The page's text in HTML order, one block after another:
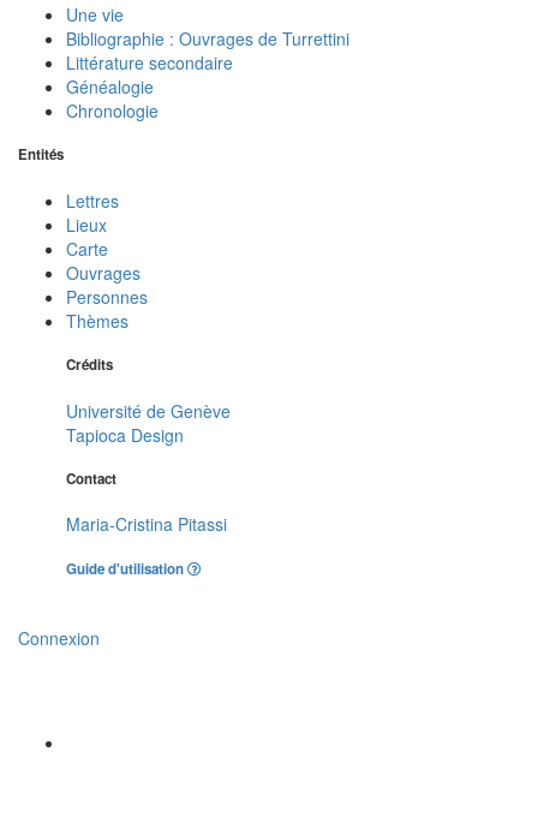
Une vie
Bibliographie : Ouvrages de Turrettini
Littérature secondaire
Généalogie
Chronologie
Entités
Lettres
Lieux
Carte
Ouvrages
Personnes
Thèmes
Crédits
Université de Genève
Tapioca Design
Contact
Maria-Cristina Pitassi
Guide d'utilisation
Connexion